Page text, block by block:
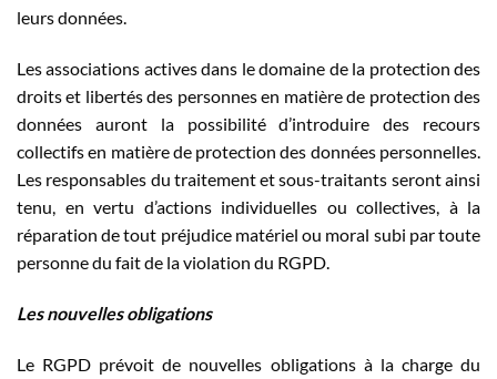
leurs données.
Les associations actives dans le domaine de la protection des
droits et libertés des personnes en matière de protection des
données auront la possibilité d’introduire des recours
collectifs en matière de protection des données personnelles.
Les responsables du traitement et sous-traitants seront ainsi
tenu, en vertu d’actions individuelles ou collectives, à la
réparation de tout préjudice matériel ou moral subi par toute
personne du fait de la violation du RGPD.
Les nouvelles obligations
Le RGPD prévoit de nouvelles obligations à la charge du